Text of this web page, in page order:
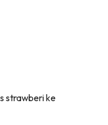
strawberi ke